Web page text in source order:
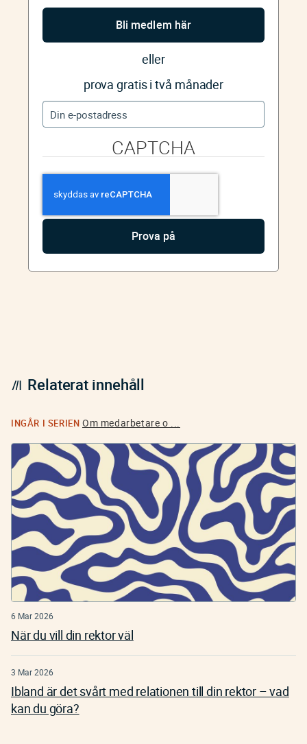
Bli medlem här
eller
prova gratis i två månader
CAPTCHA
Relaterat innehåll
INGÅR I SERIEN Om medarbetare o ...
6 Mar 2026
När du vill din rektor väl
3 Mar 2026
Ibland är det svårt med relationen till din rektor – vad
kan du göra?